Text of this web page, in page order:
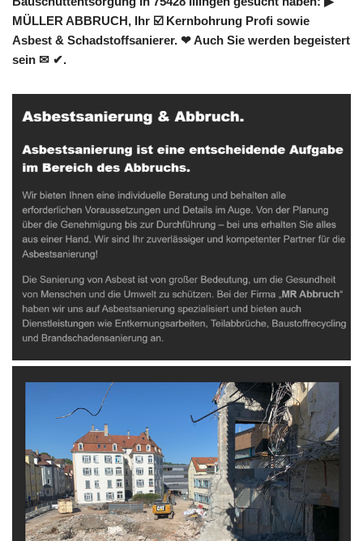
MÜLLER ABBRUCH, Ihr ☑️ Kernbohrung Profi sowie
Asbest & Schadstoffsanierer. ❤ Auch Sie werden begeistert
sein ✉ ✔.